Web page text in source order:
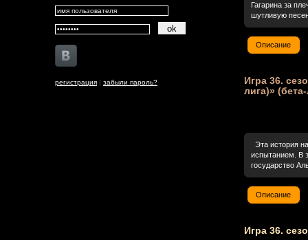
регистрация | забыли пароль?
Гагарина за
шутливую
Описание
Игра 36.
лига)»
Эта история
испытанием. В
государство
Описание
Игра 36.